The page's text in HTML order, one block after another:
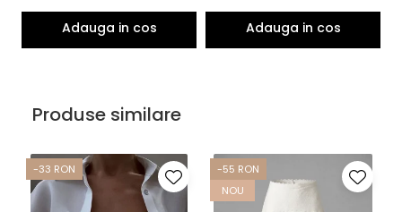
Produse similare
-33 RON
-55 RON
NOU